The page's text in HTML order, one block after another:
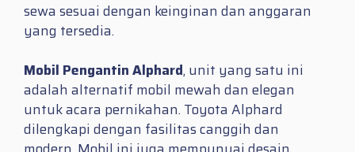
sewa sesuai dengan keinginan dan anggaran
yang tersedia.
Mobil Pengantin Alphard, unit yang satu ini
adalah alternatif mobil mewah dan elegan
untuk acara pernikahan. Toyota Alphard
dilengkapi dengan fasilitas canggih dan